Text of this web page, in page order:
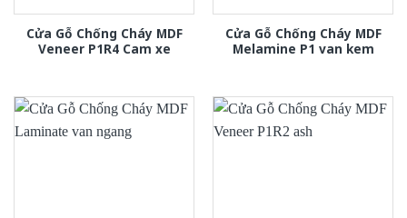
Cửa Gỗ Chống Cháy MDF
Veneer P1R4 Cam xe
Cửa Gỗ Chống Cháy MDF
Melamine P1 van kem